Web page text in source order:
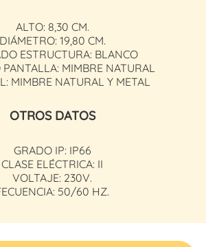
ALTO: 8,30 CM.
DIÁMETRO: 19,80 CM.
ESTRUCTURA: BLANCO
MIMBRE NATURAL
MIMBRE NATURAL Y METAL
OTROS DATOS
GRADO IP: IP66
CLASE ELÉCTRICA: II
VOLTAJE: 230V.
50/60 HZ.